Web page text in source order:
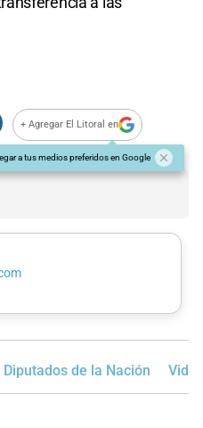
+ Agregar El Litoral en
a tus medios preferidos en Google
de la Nación